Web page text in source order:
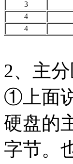
3
4
4
2、主
①上面
硬盘的
字节。